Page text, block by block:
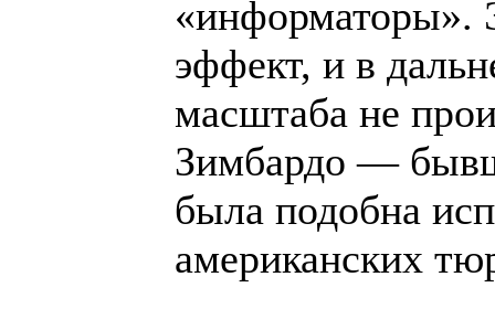
«информаторы».
эффект, и в
масштаба не
Зимбардо —
была подобна
американских